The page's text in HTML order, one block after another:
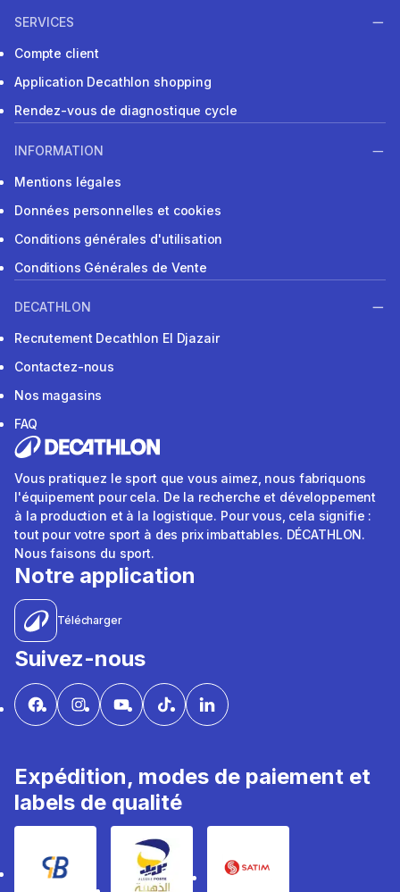
SERVICES
Compte client
Application Decathlon shopping
Rendez-vous de diagnostique cycle
INFORMATION
Mentions légales
Données personnelles et cookies
Conditions générales d'utilisation
Conditions Générales de Vente
DECATHLON
Recrutement Decathlon El Djazair
Contactez-nous
Nos magasins
FAQ
Vous pratiquez le sport que vous aimez, nous fabriquons
l'équipement pour cela. De la recherche et développement
à la production et à la logistique. Pour vous, cela signifie :
tout pour votre sport à des prix imbattables. DÉCATHLON.
Nous faisons du sport.
Notre application
Télécharger
Suivez-nous
Expédition, modes de paiement et
labels de qualité